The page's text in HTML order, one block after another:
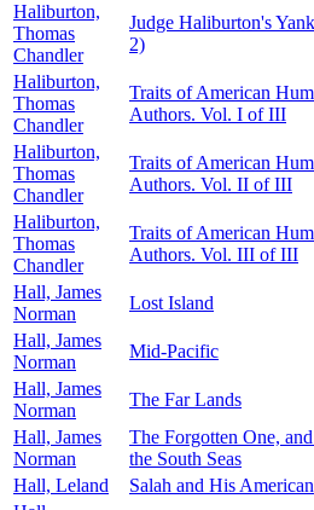
Haliburton,
Thomas
Chandler
Judge Haliburton's
2)
Haliburton,
Thomas
Chandler
Traits of American
Authors. Vol. I of III
Haliburton,
Thomas
Chandler
Traits of American
Authors. Vol. II of III
Haliburton,
Thomas
Chandler
Traits of American
Authors. Vol. III of III
Hall, James
Norman
Lost Island
Hall, James
Norman
Mid-Pacific
Hall, James
Norman
The Far Lands
Hall, James
Norman
The Forgotten One,
the South Seas
Hall, Leland
Salah and His American